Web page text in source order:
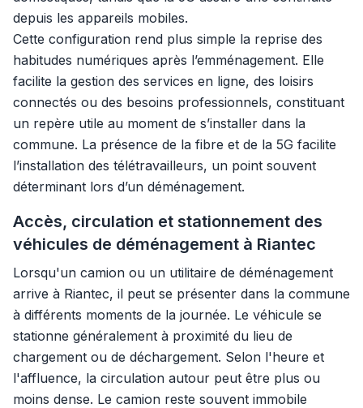
depuis les appareils mobiles.
Cette configuration rend plus simple la reprise des
habitudes numériques après l’emménagement. Elle
facilite la gestion des services en ligne, des loisirs
connectés ou des besoins professionnels, constituant
un repère utile au moment de s’installer dans la
commune. La présence de la fibre et de la 5G facilite
l’installation des télétravailleurs, un point souvent
déterminant lors d’un déménagement.
Accès, circulation et stationnement des
véhicules de déménagement à Riantec
Lorsqu'un camion ou un utilitaire de déménagement
arrive à Riantec, il peut se présenter dans la commune
à différents moments de la journée. Le véhicule se
stationne généralement à proximité du lieu de
chargement ou de déchargement. Selon l'heure et
l'affluence, la circulation autour peut être plus ou
moins dense. Le camion reste souvent immobile